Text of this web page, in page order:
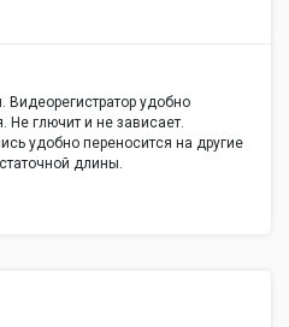
Видеорегистратор удобно
глючит и не зависает.
удобно переносится на другие
длины.